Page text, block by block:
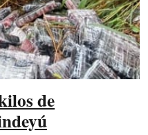
de